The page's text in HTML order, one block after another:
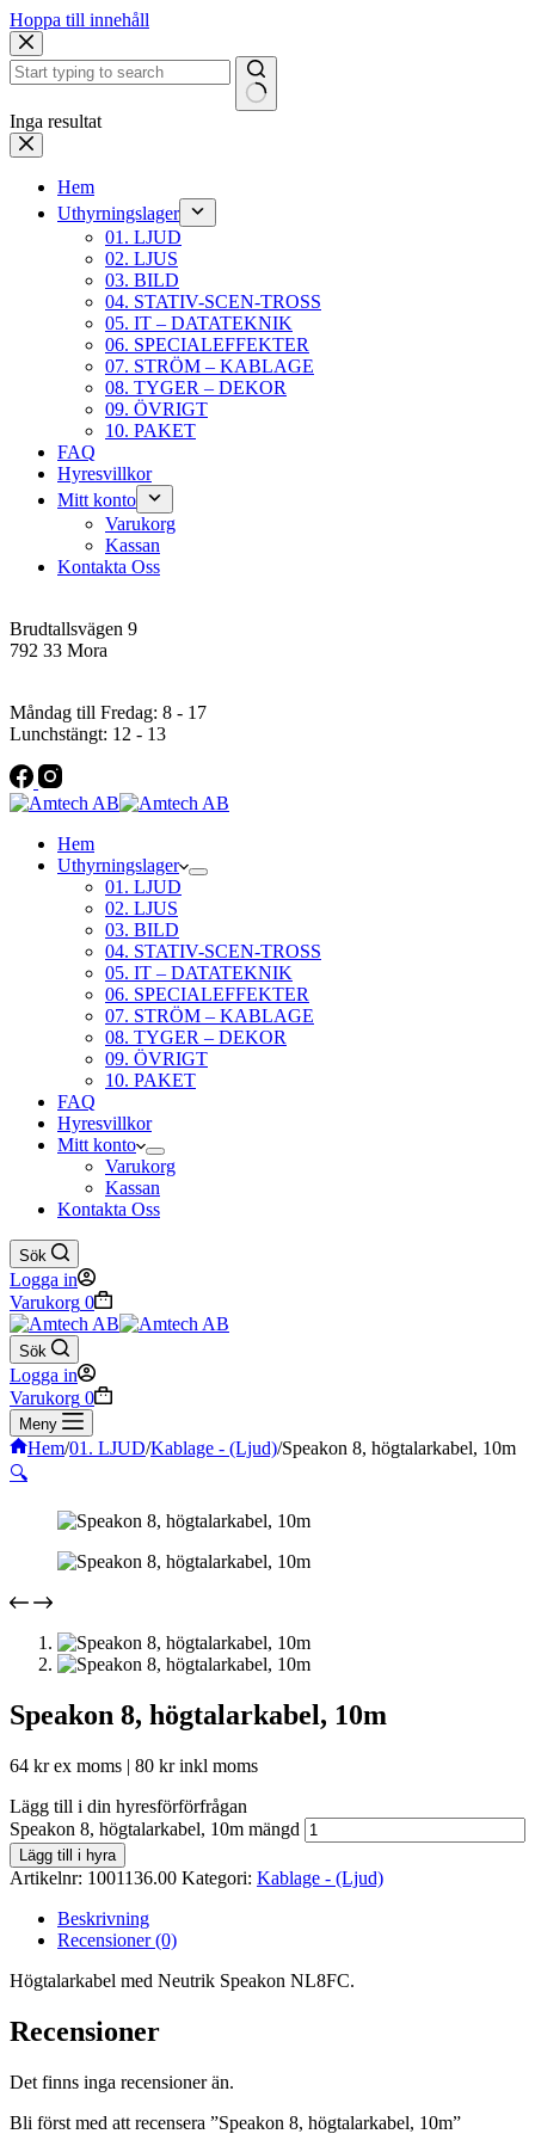
Hoppa till innehåll
Inga resultat
Hem
Uthyrningslager
01. LJUD
02. LJUS
03. BILD
04. STATIV-SCEN-TROSS
05. IT – DATATEKNIK
06. SPECIALEFFEKTER
07. STRÖM – KABLAGE
08. TYGER – DEKOR
09. ÖVRIGT
10. PAKET
FAQ
Hyresvillkor
Mitt konto
Varukorg
Kassan
Kontakta Oss
Brudtallsvägen 9
792 33 Mora
Måndag till Fredag: 8 - 17
Lunchstängt: 12 - 13
Hem
Uthyrningslager
01. LJUD
02. LJUS
03. BILD
04. STATIV-SCEN-TROSS
05. IT – DATATEKNIK
06. SPECIALEFFEKTER
07. STRÖM – KABLAGE
08. TYGER – DEKOR
09. ÖVRIGT
10. PAKET
FAQ
Hyresvillkor
Mitt konto
Varukorg
Kassan
Kontakta Oss
Sök
Logga in
Varukorg 0
Sök
Logga in
Varukorg 0
Meny
Hem/01. LJUD/Kablage - (Ljud)/Speakon 8, högtalarkabel, 10m
🔍
Speakon 8, högtalarkabel, 10m
64 krex moms | 80 krinkl moms
Lägg till i din hyresförförfrågan
Speakon 8, högtalarkabel, 10m mängd
Lägg till i hyra
Artikelnr: 1001136.00 Kategori: Kablage - (Ljud)
Beskrivning
Recensioner (0)
Högtalarkabel med Neutrik Speakon NL8FC.
Recensioner
Det finns inga recensioner än.
Bli först med att recensera ”Speakon 8, högtalarkabel, 10m”